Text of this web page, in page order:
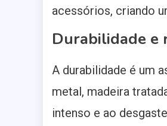
acessórios, criando
Durabilidade e
A durabilidade é um
metal, madeira
intenso e ao